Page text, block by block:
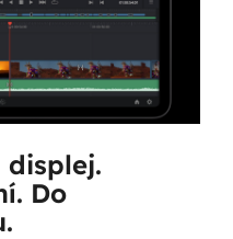
displej.
Do